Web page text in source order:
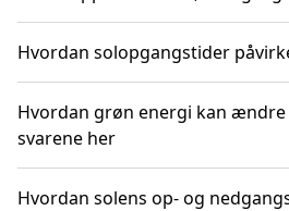
Hvordan solopgangstider
Hvordan grøn energi kan
svarene her
Hvordan solens op- og